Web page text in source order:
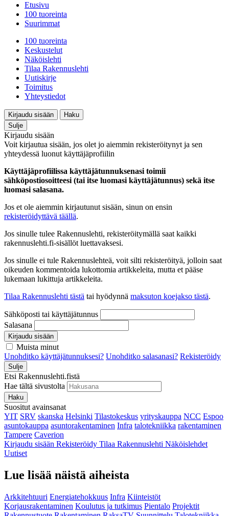
Etusivu
100 tuoreinta
Suurimmat
100 tuoreinta
Keskustelut
Näköislehti
Tilaa Rakennuslehti
Uutiskirje
Toimitus
Yhteystiedot
Kirjaudu sisään
Haku
Sulje
Kirjaudu sisään
Voit kirjautua sisään, jos olet jo aiemmin rekisteröitynyt ja sen
yhteydessä luonut käyttäjäprofiilin
Käyttäjäprofiilissa käyttäjätunnuksenasi toimii
sähköpostiosoitteesi (tai itse luomasi käyttäjätunnus) sekä itse
luomasi salasana.
Jos et ole aiemmin kirjautunut sisään, sinun on ensin
rekisteröidyttävä täällä.
Jos sinulle tulee Rakennuslehti, rekisteröitymällä saat kaikki
rakennuslehti.fi-sisällöt luettavaksesi.
Jos sinulle ei tule Rakennuslehteä, voit silti rekisteröityä, jolloin saat
oikeuden kommentoida lukottomia artikkeleita, mutta et pääse
lukemaan lukittuja artikkeleita.
Tilaa Rakennuslehti tästä tai hyödynnä maksuton koejakso tästä.
Sähköposti tai käyttäjätunnus
Salasana
Kirjaudu sisään
Muista minut
Unohditko käyttäjätunnuksesi? Unohditko salasanasi? Rekisteröidy
Sulje
Etsi Rakennuslehti.fistä
Hae tältä sivustolta
Haku
Suositut avainsanat
YIT SRV skanska Helsinki Tilastokeskus yrityskauppa NCC Espoo
asuntokauppa asuntorakentaminen Infra talotekniikka rakentaminen
Tampere Caverion
Kirjaudu sisään Rekisteröidy Tilaa Rakennuslehti Näköislehdet
Uutiset
Lue lisää näistä aiheista
Arkkitehtuuri Energiatehokkuus Infra Kiinteistöt
Korjausrakentaminen Koulutus ja tutkimus Pientalo Projektit